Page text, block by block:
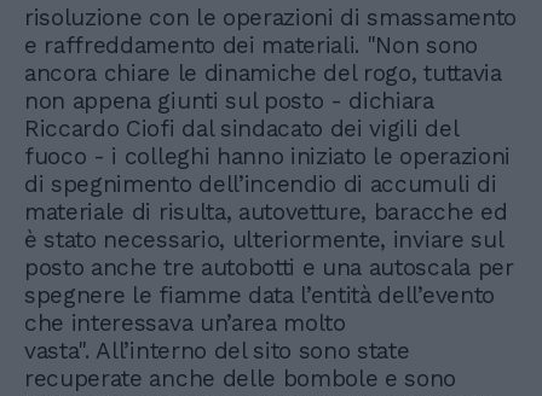
risoluzione con le operazioni di smassamento
e raffreddamento dei materiali. "Non sono
ancora chiare le dinamiche del rogo, tuttavia
non appena giunti sul posto - dichiara
Riccardo Ciofi dal sindacato dei vigili del
fuoco - i colleghi hanno iniziato le operazioni
di spegnimento dell’incendio di accumuli di
materiale di risulta, autovetture, baracche ed
è stato necessario, ulteriormente, inviare sul
posto anche tre autobotti e una autoscala per
spegnere le fiamme data l’entità dell’evento
che interessava un’area molto
vasta". All’interno del sito sono state
recuperate anche delle bombole e sono